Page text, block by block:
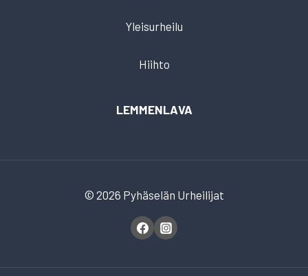
Yleisurheilu
Hiihto
LEMMENLAVA
© 2026 Pyhäselän Urheilijat